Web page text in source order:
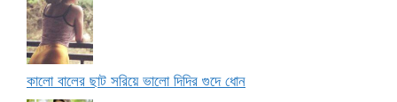
কালো বালের ছাট সরিয়ে ভালো দিদির গুদে ধোন